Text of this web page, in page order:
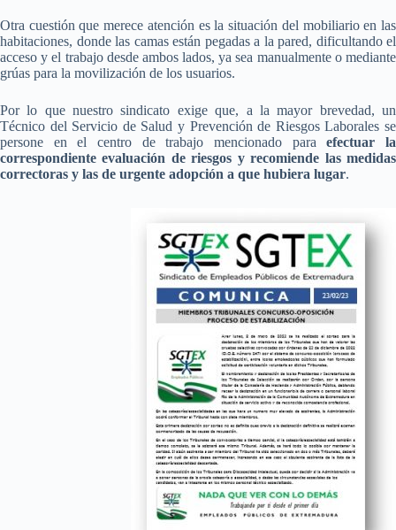
Otra cuestión que merece atención es la situación del mobiliario en las
habitaciones, donde las camas están pegadas a la pared, dificultando el
acceso y el trabajo desde ambos lados, ya sea manualmente o mediante
grúas para la movilización de los usuarios.
Por lo que nuestro sindicato exige que, a la mayor brevedad, un
Técnico del Servicio de Salud y Prevención de Riesgos Laborales se
persone en el centro de trabajo mencionado paraefectuar la
correspondiente evaluación de riesgos y recomiende las medidas
correctoras y las de urgente adopción a que hubiera lugar.